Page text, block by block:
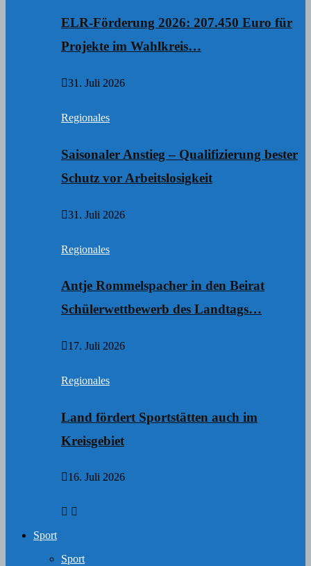
ELR-Förderung 2026: 207.450 Euro für
Projekte im Wahlkreis…
31. Juli 2026
Regionales
Saisonaler Anstieg – Qualifizierung bester
Schutz vor Arbeitslosigkeit
31. Juli 2026
Regionales
Antje Rommelspacher in den Beirat
Schülerwettbewerb des Landtags…
17. Juli 2026
Regionales
Land fördert Sportstätten auch im
Kreisgebiet
16. Juli 2026
Sport
Sport